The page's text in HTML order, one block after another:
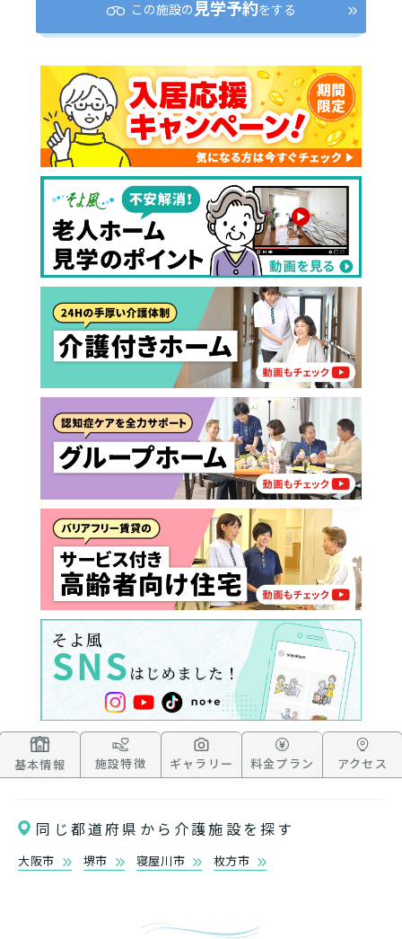
この施設の 見学予約をする
基本情報 施設特徴 ギャラリー 料金プラン アクセス
同じ都道府県から介護施設を探す
大阪市 堺市 寝屋川市 枚方市
あなたに適しているのは?
介護保険サービスは20種類以上あり、それぞれ
用途やご利用目的が違います。
「どのサービスを使ったらいいのかわからな
い!」という方は、
まずはどんなサービスがあ
なたに適しているのか簡単にチェックしてみま
しょう!最大4つの質問に答えていただくだけ
で、おすすめの介護保険サービスを紹介しま
す。
診断スタート
要介護認定を受け、要支援１～２、
要介護１～５、いずれかの判定を受
けていますか？
はい
いいえ or
非該当(自立)
と判定された
ご自宅で生活しながら介護サービス
を使いたいですか？
老人ホームなどの施設に移り住みた
いですか？
自宅で生活しながら
使いたい
施設へ移り住みたい
現在、日常生活を送るうえで誰かの
介護などサポートが必要ですか？
必要
必要ない
たいですか？
介護施設へ通いたいですか？
通いたい
来てもらいたい
認知症の診断を受けていますか？
または物忘れなど認知症の疑いはあ
りますか？
はい
いいえ
日帰りで使いたいですか？
一時的に宿泊したいですか？
日帰りで使いたい
一時的に宿泊したい
要支援１～２・要介護１～２です
か？
要介護３～５ですか？
要支援１～２
要介護１～２
要介護３～５